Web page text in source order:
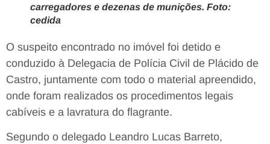
carregadores e dezenas de munições. Foto:
cedida
O suspeito encontrado no imóvel foi detido e
conduzido à Delegacia de Polícia Civil de Plácido de
Castro, juntamente com todo o material apreendido,
onde foram realizados os procedimentos legais
cabíveis e a lavratura do flagrante.
Segundo o delegado Leandro Lucas Barreto,